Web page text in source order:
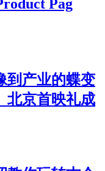
Pag
到产业的蝶变
京首映礼成